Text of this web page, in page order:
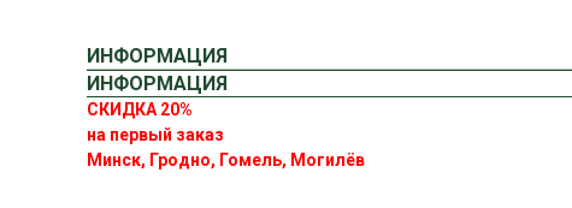
ИНФОРМАЦИЯ
ИНФОРМАЦИЯ
СКИДКА 20%
на первый заказ
Минск, Гродно, Гомель, Могилёв